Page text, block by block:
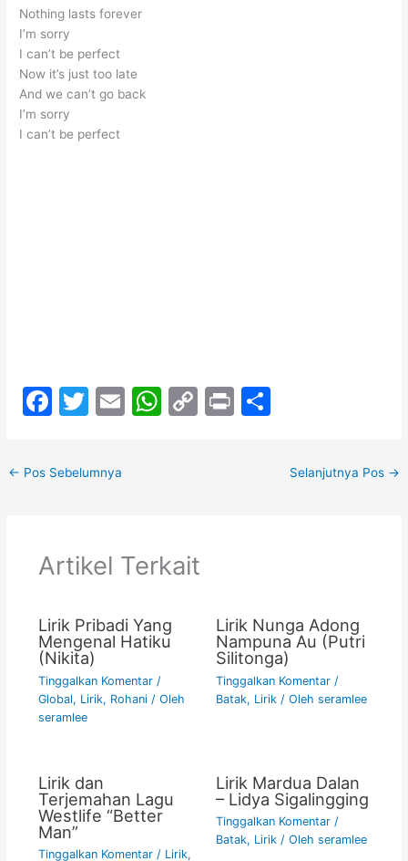
Nothing lasts forever
I’m sorry
I can’t be perfect
Now it’s just too late
And we can’t go back
I’m sorry
I can’t be perfect
F
c
e
o
T
er
E
W
p
p
C
k
Pr
ar
← Pos Sebelumnya Selanjutnya Pos →
Artikel Terkait
Lirik Pribadi Yang
Mengenal Hatiku
(Nikita)
Tinggalkan Komentar /
Global, Lirik, Rohani/ Oleh
seramlee
Lirik Nunga Adong
Nampuna Au (Putri
Silitonga)
Tinggalkan Komentar /
Batak, Lirik/ Oleh seramlee
Lirik dan
Terjemahan Lagu
Westlife “Better
Man”
Tinggalkan Komentar / Lirik,
Lirik Mardua Dalan
– Lidya Sigalingging
Tinggalkan Komentar /
Batak, Lirik/ Oleh seramlee